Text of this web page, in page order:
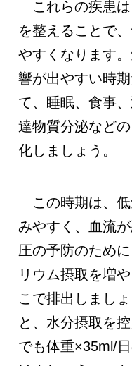
これらの疾患は
を整えることで
やすくなります
響が出やすい時
て、睡眠、食事
達物質分泌など
化しましょう。
この時期は、低
みやすく、血流
圧の予防のため
リウム摂取を増
こで排出しまし
と、水分摂取を
でも体重×35ml/